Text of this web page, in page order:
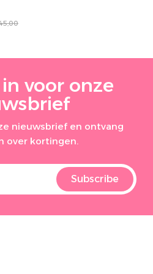
voor onze
nieuwsbrief en ontvang
over kortingen.
Subscribe